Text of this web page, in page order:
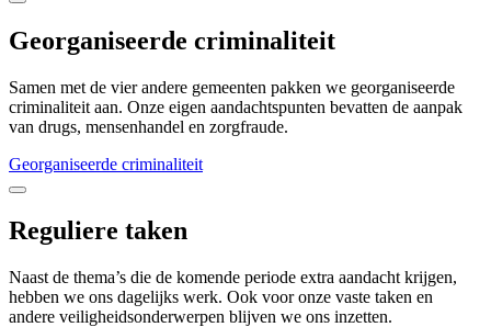
Georganiseerde criminaliteit
Samen met de vier andere gemeenten pakken we georganiseerde
criminaliteit aan. Onze eigen aandachtspunten bevatten de aanpak
van drugs, mensenhandel en zorgfraude.
Georganiseerde criminaliteit
Reguliere taken
Naast de thema’s die de komende periode extra aandacht krijgen,
hebben we ons dagelijks werk. Ook voor onze vaste taken en
andere veiligheidsonderwerpen blijven we ons inzetten.